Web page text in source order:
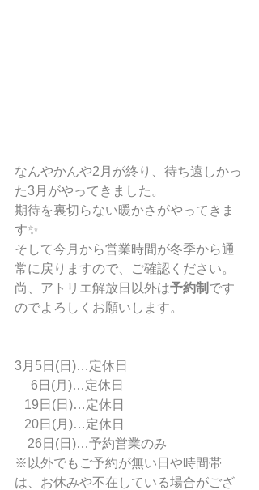
なんやかんや2月が終り、待ち遠しかっ
た3月がやってきました。
期待を裏切らない暖かさがやってきま
す✨
そして今月から営業時間が冬季から通
常に戻りますので、ご確認ください。
尚、アトリエ解放日以外は予約制 です
のでよろしくお願いします。
3月5日(日)…定休日
     6日(月)…定休日
   19日(日)…定休日
   20日(月)…定休日
26日(日)…予約営業のみ
※以外でもご予約が無い日や時間帯
は、お休みや不在している場合がござ